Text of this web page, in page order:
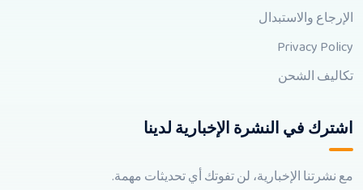
الإرجاع والاستبدال
Privacy Policy
تكاليف الشحن
اشترك في النشرة الإخبارية لدينا
مع نشرتنا الإخبارية، لن تفوتك أي تحديثات مهمة.